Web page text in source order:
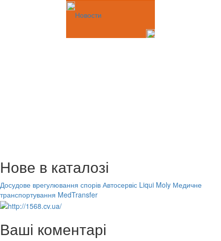
Новости
Нове в каталозі
Досудове врегулювання спорів Автосервіс Liqui Moly Медичне
транспортування MedTransfer
Ваші коментарі